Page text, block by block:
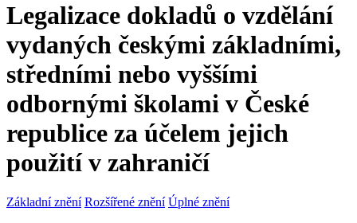
Legalizace dokladů o vzdělání
vydaných českými základními,
středními nebo vyššími
odbornými školami v České
republice za účelem jejich
použití v zahraničí
Základní znění Rozšířené znění Úplné znění